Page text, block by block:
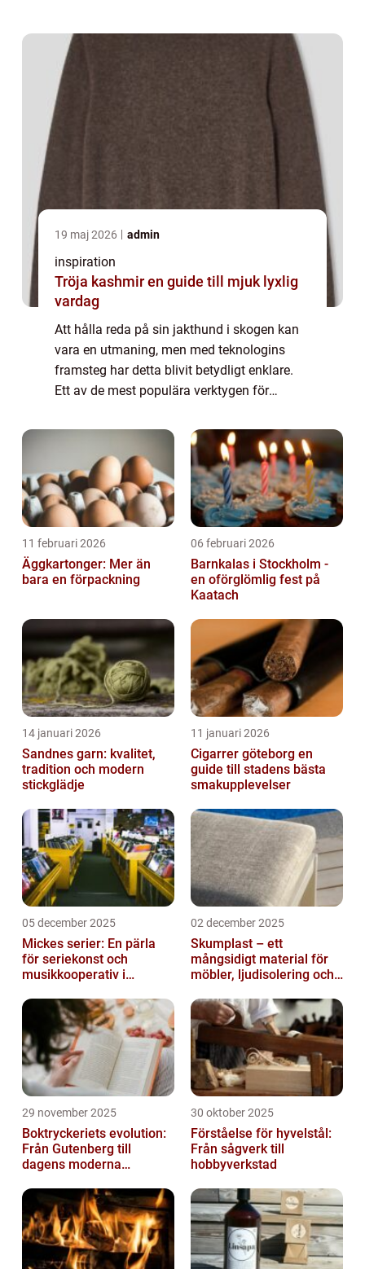
19 maj 2026 admin
inspiration
Tröja kashmir en guide till mjuk lyxlig
vardag
Att hålla reda på sin jakthund i skogen kan
vara en utmaning, men med teknologins
framsteg har detta blivit betydligt enklare.
Ett av de mest populära verktygen för
11 februari 2026
Äggkartonger: Mer än
bara en förpackning
06 februari 2026
Barnkalas i Stockholm -
en oförglömlig fest på
Kaatach
14 januari 2026
Sandnes garn: kvalitet,
tradition och modern
stickglädje
11 januari 2026
Cigarrer göteborg en
guide till stadens bästa
smakupplevelser
05 december 2025
Mickes serier: En pärla
för seriekonst och
musikkooperativ i
02 december 2025
Skumplast – ett
mångsidigt material för
möbler, ljudisolering och
29 november 2025
Boktryckeriets evolution:
Från Gutenberg till
dagens moderna
30 oktober 2025
Förståelse för hyvelstål:
Från sågverk till
hobbyverkstad